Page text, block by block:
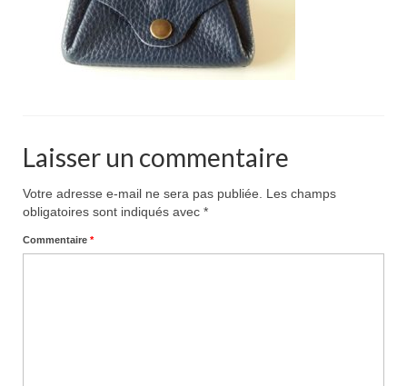
Pour acheter
Contact
Laisser un commentaire
Votre adresse e-mail ne sera pas publiée.
Les champs
obligatoires sont indiqués avec *
Commentaire *